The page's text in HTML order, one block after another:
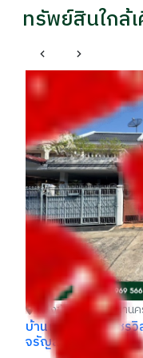
ทรัพย์สินใกล้
ตลิ่งชัน กรุงเทพมหาน
บ้านแฝด เมืองเพชร
จรัญสนิทวงศ์ 35